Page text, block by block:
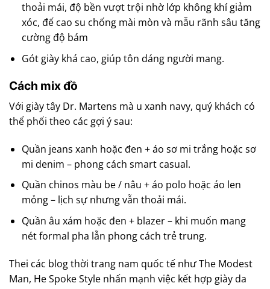
thoải mái, độ bền vượt trội nhờ lớp không khí giảm
xóc, đế cao su chống mài mòn và mẫu rãnh sâu tăng
cường độ bám
Gót giày khá cao, giúp tôn dáng người mang.
Cách mix đồ
Với giày tây Dr. Martens mà u xanh navy, quý khách có
thể phối theo các gợi ý sau:
Quần jeans xanh hoặc đen + áo sơ mi trắng hoặc sơ
mi denim – phong cách smart casual.
Quần chinos màu be / nâu + áo polo hoặc áo len
mỏng – lịch sự nhưng vẫn thoải mái.
Quần âu xám hoặc đen + blazer – khi muốn mang
nét formal pha lẫn phong cách trẻ trung.
Thei các blog thời trang nam quốc tế như The Modest
Man, He Spoke Style nhấn mạnh việc kết hợp giày da